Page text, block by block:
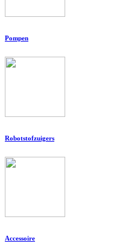
Pompen
Robotstofzuigers
Accessoire